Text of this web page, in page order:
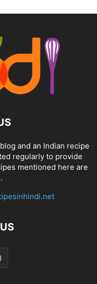
and an Indian recipe
regularly to provide
mentioned here are